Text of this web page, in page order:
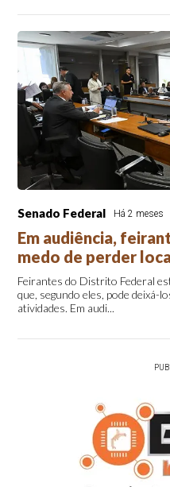
Senado Federal Há 2 meses
Em audiência,
medo de perder
Feirantes do Distrito Federal
que, segundo eles, pode deixá-
atividades. Em audi...